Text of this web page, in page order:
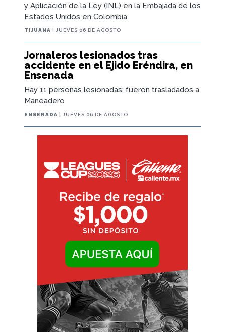
y Aplicación de la Ley (INL) en la Embajada de los
Estados Unidos en Colombia.
TIJUANA | JUEVES 06 DE AGOSTO
Jornaleros lesionados tras
accidente en el Ejido Eréndira, en
Ensenada
Hay 11 personas lesionadas; fueron trasladados a
Maneadero
ENSENADA | JUEVES 06 DE AGOSTO